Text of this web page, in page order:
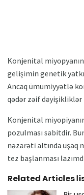
Konjenital
gelişimin genetik
Ancaq ümumiyyətlə
qədər zəif dəyişikliklər
Konjenital
pozulması sabitdir.
nəzarəti altında uşaq
tez başlanması
Related Articles